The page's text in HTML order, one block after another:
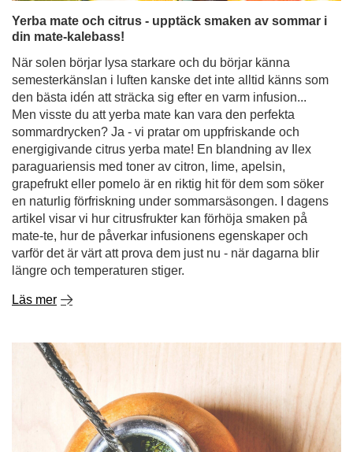
Yerba mate och citrus - upptäck smaken av sommar i
din mate-kalebass!
När solen börjar lysa starkare och du börjar känna
semesterkänslan i luften kanske det inte alltid känns som
den bästa idén att sträcka sig efter en varm infusion...
Men visste du att yerba mate kan vara den perfekta
sommardrycken? Ja - vi pratar om uppfriskande och
energigivande citrus yerba mate! En blandning av Ilex
paraguariensis med toner av citron, lime, apelsin,
grapefrukt eller pomelo är en riktig hit för dem som söker
en naturlig förfriskning under sommarsäsongen. I dagens
artikel visar vi hur citrusfrukter kan förhöja smaken på
mate-te, hur de påverkar infusionens egenskaper och
varför det är värt att prova dem just nu - när dagarna blir
längre och temperaturen stiger.
Läs mer